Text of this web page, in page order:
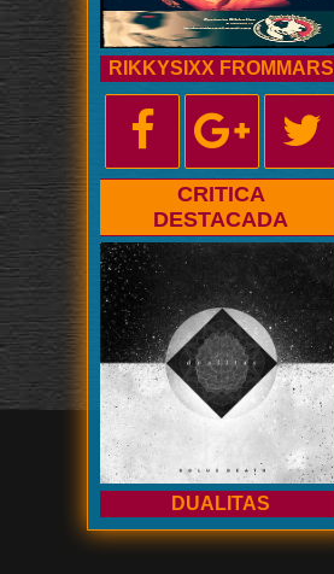
RIKKYSIXX FROMMARS
CRITICA
DESTACADA
DUALITAS